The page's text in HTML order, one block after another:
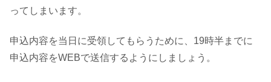
ってしまいます。
申込内容を当日に受領してもらうために、19時半までに
申込内容をWEBで送信するようにしましょう。